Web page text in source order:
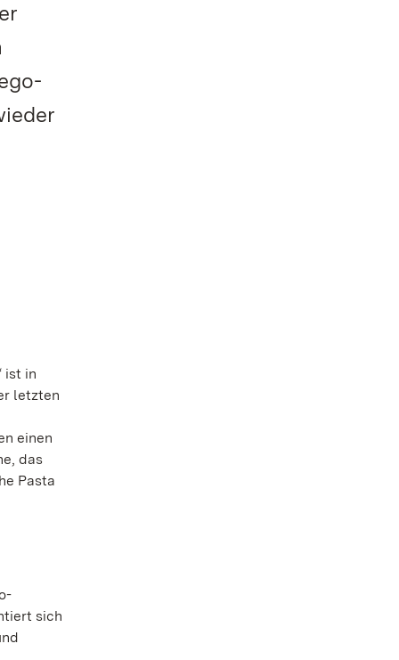
ist in
letzten
einen
das
Pasta
sich